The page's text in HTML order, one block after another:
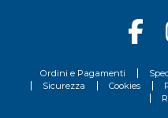
Ordini e Pagamenti
Sicurezza
Cookies